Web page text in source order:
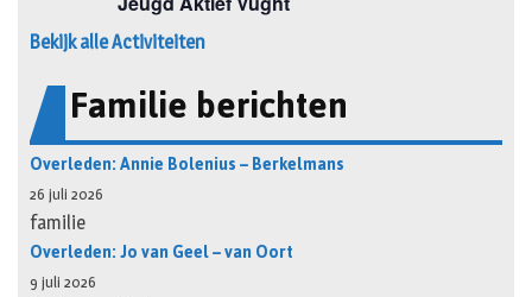
Bekijk alle Activiteiten
Familie berichten
Overleden: Annie Bolenius – Berkelmans
26 juli 2026
familie
Overleden: Jo van Geel – van Oort
9 juli 2026